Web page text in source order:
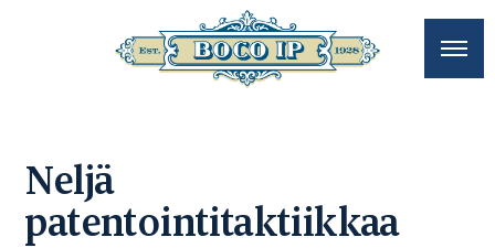
Neljä
patentointitaktiikkaa